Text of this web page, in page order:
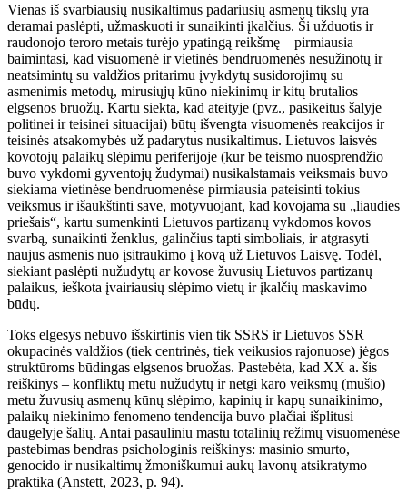
Vienas iš svarbiausių nusikaltimus padariusių asmenų tikslų yra
deramai paslėpti, užmaskuoti ir sunaikinti įkalčius. Ši užduotis ir
raudonojo teroro metais turėjo ypatingą reikšmę – pirmiausia
baimintasi, kad visuomenė ir vietinės bendruomenės nesužinotų ir
neatsimintų su valdžios pritarimu įvykdytų susidorojimų su
asmenimis metodų, mirusiųjų kūno niekinimų ir kitų brutalios
elgsenos bruožų. Kartu siekta, kad ateityje (pvz., pasikeitus šalyje
politinei ir teisinei situacijai) būtų išvengta visuomenės reakcijos ir
teisinės atsakomybės už padarytus nusikaltimus. Lietuvos laisvės
kovotojų palaikų slėpimu periferijoje (kur be teismo nuosprendžio
buvo vykdomi gyventojų žudymai) nusikalstamais veiksmais buvo
siekiama vietinėse bendruomenėse pirmiausia pateisinti tokius
veiksmus ir išaukštinti save, motyvuojant, kad kovojama su „liaudies
priešais“, kartu sumenkinti Lietuvos partizanų vykdomos kovos
svarbą, sunaikinti ženklus, galinčius tapti simboliais, ir atgrasyti
naujus asmenis nuo įsitraukimo į kovą už Lietuvos Laisvę. Todėl,
siekiant paslėpti nužudytų ar kovose žuvusių Lietuvos partizanų
palaikus, ieškota įvairiausių slėpimo vietų ir įkalčių maskavimo
būdų.
Toks elgesys nebuvo išskirtinis vien tik SSRS ir Lietuvos SSR
okupacinės valdžios (tiek centrinės, tiek veikusios rajonuose) jėgos
struktūroms būdingas elgsenos bruožas. Pastebėta, kad XX a. šis
reiškinys – konfliktų metu nužudytų ir netgi karo veiksmų (mūšio)
metu žuvusių asmenų kūnų slėpimo, kapinių ir kapų sunaikinimo,
palaikų niekinimo fenomeno tendencija buvo plačiai išplitusi
daugelyje šalių. Antai pasauliniu mastu totalinių režimų visuomenėse
pastebimas bendras psichologinis reiškinys: masinio smurto,
genocido ir nusikaltimų žmoniškumui aukų lavonų atsikratymo
praktika (Anstett, 2023, p. 94).